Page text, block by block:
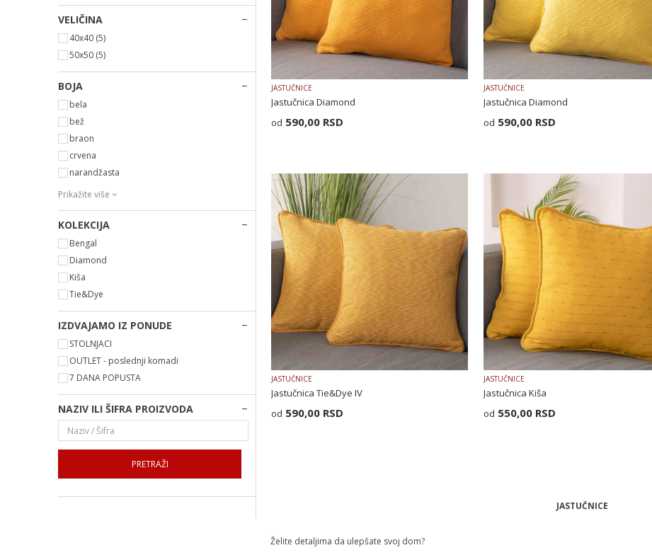
VELIČINA
40x40 (5)
50x50 (5)
BOJA
bela
bež
braon
crvena
narandžasta
Prikažite više
KOLEKCIJA
Bengal
Diamond
Kiša
Tie&Dye
IZDVAJAMO IZ PONUDE
STOLNJACI
OUTLET - poslednji komadi
7 DANA POPUSTA
NAZIV ILI ŠIFRA PROIZVODA
PRETRAŽI
JASTUČNICE
Jastučnica Diamond
590,00 RSD
JASTUČNICE
Jastučnica Diamond
590,00 RSD
JASTUČNICE
Jastučnica Tie&Dye IV
590,00 RSD
JASTUČNICE
Jastučnica Kiša
550,00 RSD
JASTUČNICE
Želite detaljima da ulepšate svoj dom?